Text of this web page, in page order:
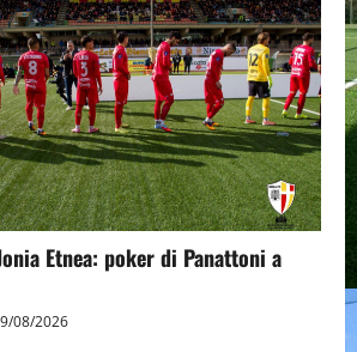
Etnea: poker di Panattoni a
08/2026